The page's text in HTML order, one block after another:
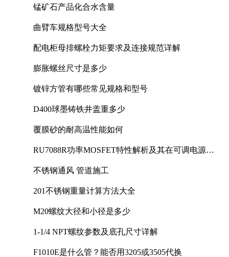
锰矿石产品化合水含量
曲臂车规格型号大全
配电柜母排螺栓力矩要求及连接规范详解
膨胀螺丝尺寸是多少
镀锌方管有哪些常见规格和型号
D400球墨铸铁井盖重多少
覆膜砂的耐高温性能如何
RU7088R功率MOSFET特性解析及其在可调电源设
不锈钢通风 管道施工
201不锈钢重量计算方法大全
M20螺纹大径和小径是多少
1-1/4 NPT螺纹参数及底孔尺寸详解
F1010E是什么管？能否用3205或3505代换